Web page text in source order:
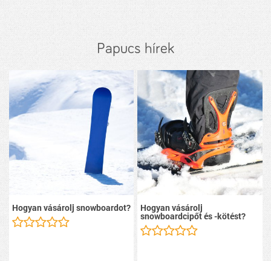
Papucs hírek
Hogyan vásárolj snowboardot? Hogyan vásárolj
snowboardcipőt és -kötést?